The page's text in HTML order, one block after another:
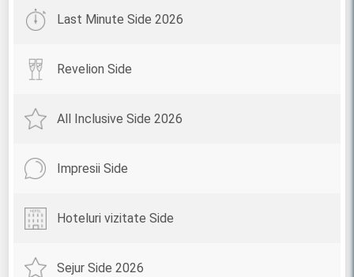
Last Minute Side 2026
Revelion Side
All Inclusive Side 2026
Impresii Side
Hoteluri vizitate Side
Sejur Side 2026